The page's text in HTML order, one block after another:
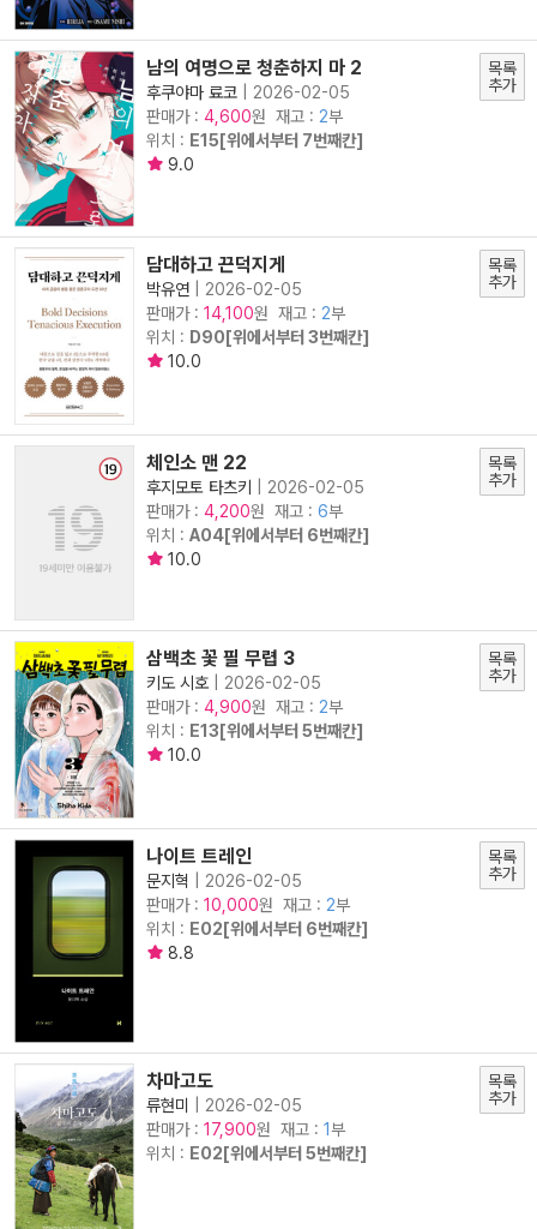
남의 여명으로 청춘하지 마 2
후쿠야마 료코
2026-02-05
판매가 : 4,600원 재고 : 2부
위치 : E15[위에서부터 7번째칸]
9.0
목록
추가
담대하고 끈덕지게
박유연
2026-02-05
판매가 : 14,100원 재고 : 2부
위치 : D90[위에서부터 3번째칸]
10.0
목록
추가
체인소 맨 22
후지모토 타츠키
2026-02-05
판매가 : 4,200원 재고 : 6부
위치 : A04[위에서부터 6번째칸]
10.0
목록
추가
삼백초 꽃 필 무렵 3
키도 시호
2026-02-05
판매가 : 4,900원 재고 : 2부
위치 : E13[위에서부터 5번째칸]
10.0
목록
추가
나이트 트레인
문지혁
2026-02-05
판매가 : 10,000원 재고 : 2부
위치 : E02[위에서부터 6번째칸]
8.8
목록
추가
차마고도
류현미
2026-02-05
판매가 : 17,900원 재고 : 1부
위치 : E02[위에서부터 5번째칸]
목록
추가